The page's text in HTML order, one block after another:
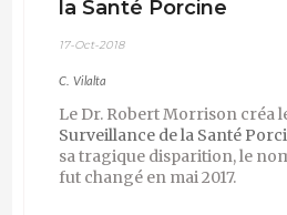
la Santé Porcine
17-Oct-2018
C. Vilalta
Le Dr. Robert Morrison créa
Surveillance de la Santé
sa tragique disparition, le
fut changé en mai 2017.